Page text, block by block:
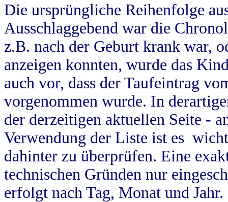
Die ursprüngliche Reihenfolge
Ausschlaggebend war die
z.B. nach der Geburt krank war,
anzeigen konnten, wurde das
auch vor, dass der Taufeintrag
vorgenommen wurde. In
der derzeitigen aktuellen Seite -
Verwendung der Liste ist es
dahinter zu überprüfen. Eine
technischen Gründen nur
erfolgt nach Tag, Monat und Jahr.